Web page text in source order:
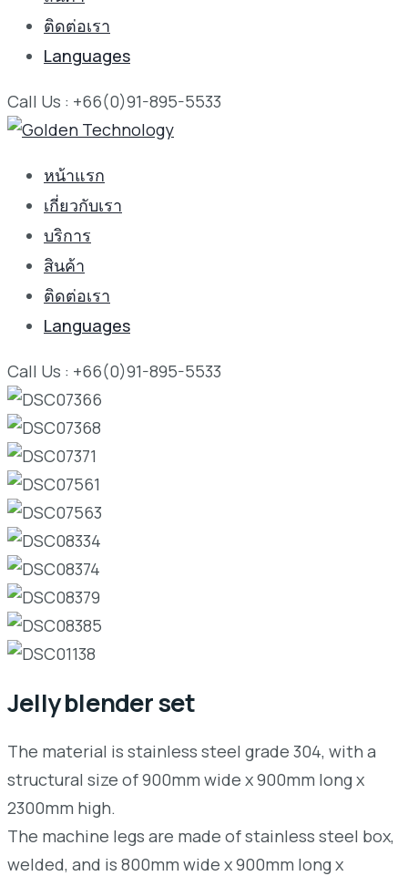
ติดต่อเรา
Languages
Call Us : +66(0)91-895-5533
หน้าแรก
เกี่ยวกับเรา
บริการ
สินค้า
ติดต่อเรา
Languages
Call Us : +66(0)91-895-5533
Jelly blender set
The material is stainless steel grade 304, with a
structural size of 900mm wide x 900mm long x
2300mm high.
The machine legs are made of stainless steel box,
welded, and is 800mm wide x 900mm long x